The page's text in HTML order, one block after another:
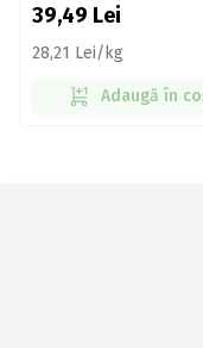
39,49 Lei
28,21 Lei/kg
Adaugă în